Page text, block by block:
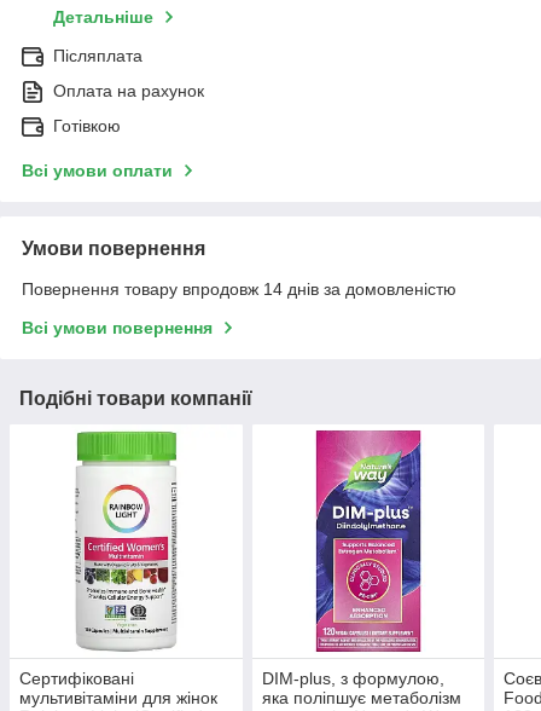
Детальніше
Післяплата
Оплата на рахунок
Готівкою
Всі умови оплати
Умови повернення
Повернення товару впродовж 14 днів за домовленістю
Всі умови повернення
Подібні товари компанії
Сертифіковані
мультивітаміни для жінок
DIM-plus, з формулою,
яка поліпшує метаболізм